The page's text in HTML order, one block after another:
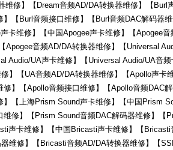
维修】【Dream音频AD/DA转换器维修】【
】【Burl音频接口维修】【Burl音频DAC解码器
卡维修】【中国Apogee声卡维修】【Apogee
Apogee音频AD/DA转换器维修】【Universal
Audio/UA声卡维修】【Universal Audio/UA音
修】【UA音频AD/DA转换器维修】【Apollo声
修】【Apollo音频接口维修】【Apollo音频DAC
】【上海Prism Sound声卡维修】【中国Prism
维修】【Prism Sound音频DAC解码器维修】
声卡维修】【中国Bricasti声卡维修】【
器维修】【Bricasti音频AD/DA转换器维修】【